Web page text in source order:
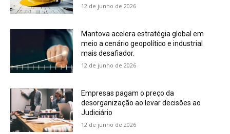
12 de junho de 2026
Mantova acelera estratégia global em
meio a cenário geopolítico e industrial
mais desafiador.
12 de junho de 2026
Empresas pagam o preço da
desorganização ao levar decisões ao
Judiciário
12 de junho de 2026